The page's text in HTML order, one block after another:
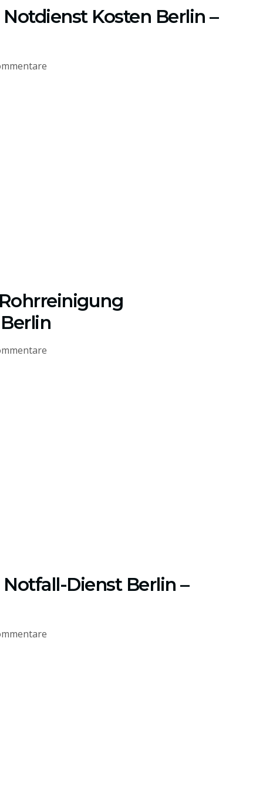
Kosten Berlin –
Dienst Berlin –